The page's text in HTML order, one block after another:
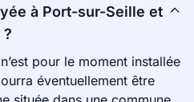
à Port-sur-Seille et
pour le moment installée
éventuellement être